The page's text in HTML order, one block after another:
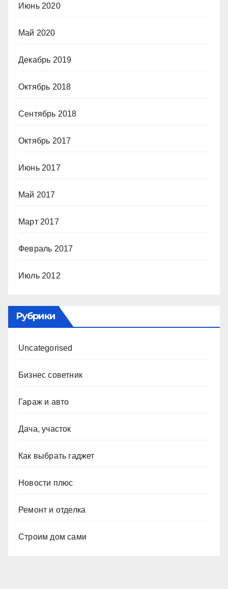
Июнь 2020
Май 2020
Декабрь 2019
Октябрь 2018
Сентябрь 2018
Октябрь 2017
Июнь 2017
Май 2017
Март 2017
Февраль 2017
Июль 2012
Рубрики
Uncategorised
Бизнес советник
Гараж и авто
Дача, участок
Как выбрать гаджет
Новости плюс
Ремонт и отделка
Строим дом сами